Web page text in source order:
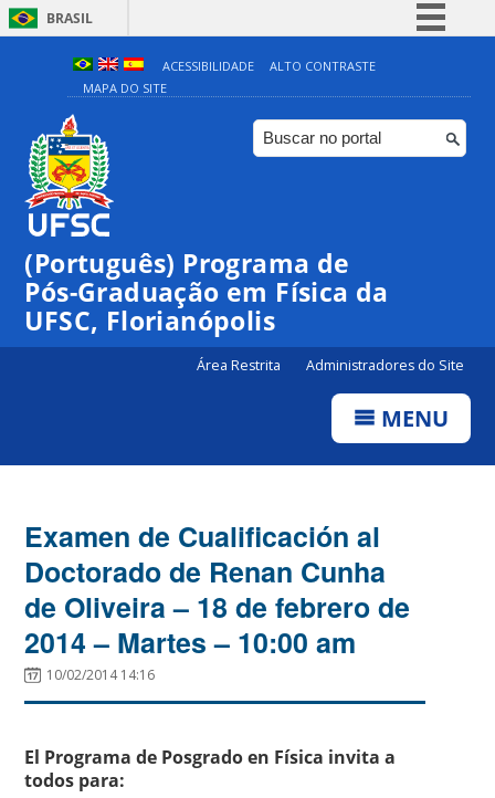
BRASIL
Simplifique!
Comunica BR
Participe
ACESSIBILIDADE
ALTO CONTRASTE
MAPA DO SITE
(Português) Programa de
Pós-Graduação em Física da
UFSC, Florianópolis
Área Restrita Administradores do Site
MENU
Examen de Cualificación al
Doctorado de Renan Cunha
de Oliveira – 18 de febrero de
2014 – Martes – 10:00 am
10/02/2014 14:16
El Programa de Posgrado en Física invita a
todos para: